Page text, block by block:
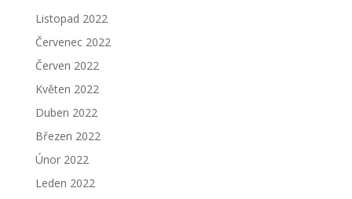
Listopad 2022
Červenec 2022
Červen 2022
Květen 2022
Duben 2022
Březen 2022
Únor 2022
Leden 2022